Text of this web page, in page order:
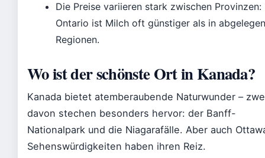
Die Preise variieren stark zwischen Provinzen:
Ontario ist Milch oft günstiger als in
Regionen.
Wo ist der schönste Ort in Kanada?
Kanada bietet atemberaubende Naturwunder –
davon stechen besonders hervor: der Banff-
Nationalpark und die Niagarafälle. Aber auch
Sehenswürdigkeiten haben ihren Reiz.